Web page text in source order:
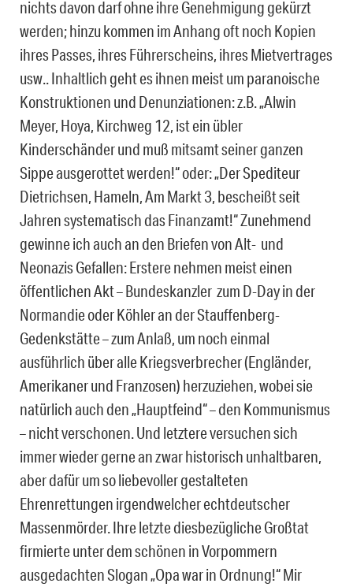
nichts davon darf ohne ihre Genehmigung gekürzt
werden; hinzu kommen im Anhang oft noch Kopien
ihres Passes, ihres Führerscheins, ihres Mietvertrages
usw.. Inhaltlich geht es ihnen meist um paranoische
Konstruktionen und Denunziationen: z.B. „Alwin
Meyer, Hoya, Kirchweg 12, ist ein übler
Kinderschänder und muß mitsamt seiner ganzen
Sippe ausgerottet werden!“ oder: „Der Spediteur
Dietrichsen, Hameln, Am Markt 3, bescheißt seit
Jahren systematisch das Finanzamt!“ Zunehmend
gewinne ich auch an den Briefen von Alt- und
Neonazis Gefallen: Erstere nehmen meist einen
öffentlichen Akt – Bundeskanzler zum D-Day in der
Normandie oder Köhler an der Stauffenberg-
Gedenkstätte – zum Anlaß, um noch einmal
ausführlich über alle Kriegsverbrecher (Engländer,
Amerikaner und Franzosen) herzuziehen, wobei sie
natürlich auch den „Hauptfeind“ – den Kommunismus
– nicht verschonen. Und letztere versuchen sich
immer wieder gerne an zwar historisch unhaltbaren,
aber dafür um so liebevoller gestalteten
Ehrenrettungen irgendwelcher echtdeutscher
Massenmörder. Ihre letzte diesbezügliche Großtat
firmierte unter dem schönen in Vorpommern
ausgedachten Slogan „Opa war in Ordnung!“ Mir